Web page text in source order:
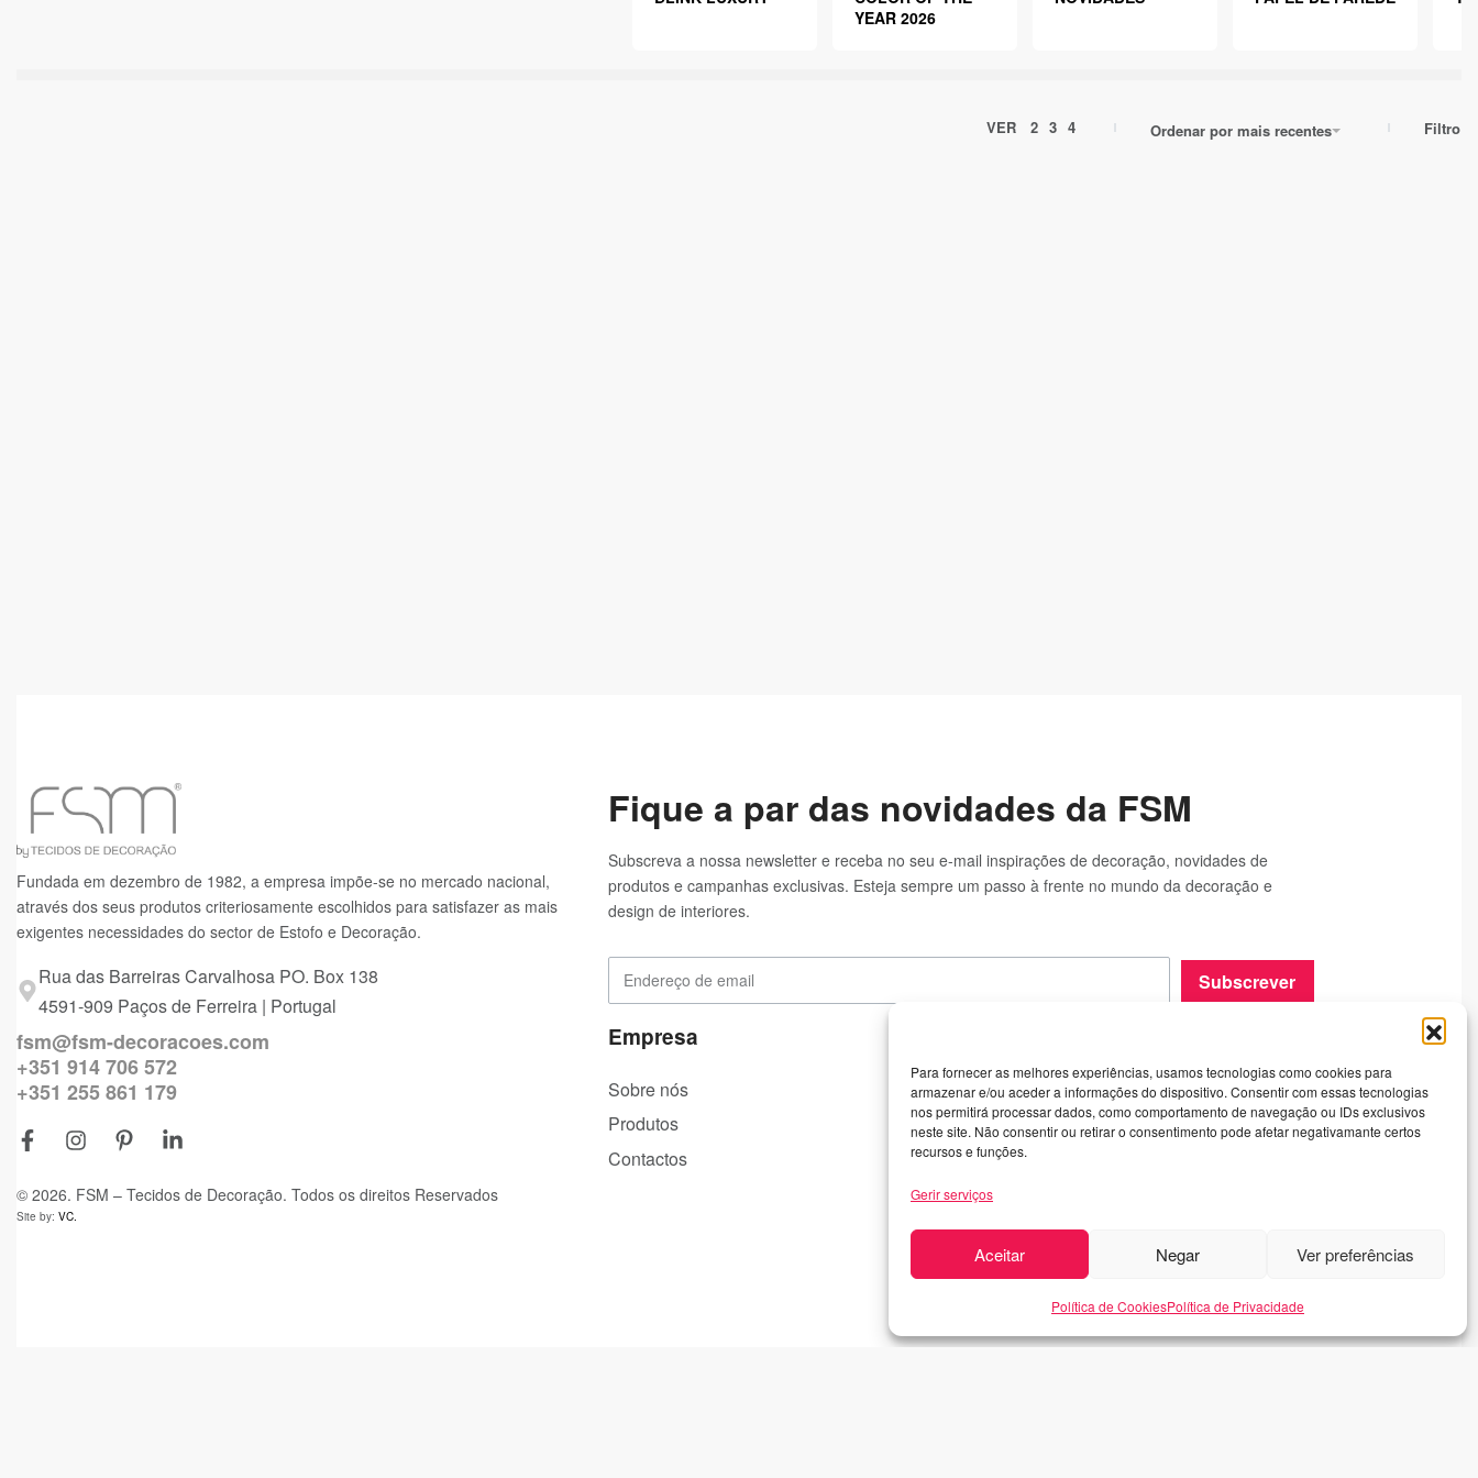
Para fornecer as melhores experiências, usamos tecnologias como cookies para
armazenar e/ou aceder a informações do dispositivo. Consentir com essas tecnologias
nos permitirá processar dados, como comportamento de navegação ou IDs exclusivos
neste site. Não consentir ou retirar o consentimento pode afetar negativamante certos
recursos e funções.
Gerir serviços
Aceitar Negar Ver preferências
Política de CookiesPolítica de Privacidade
YEAR 2026
VER 2 3 4 Ordenar por mais recentes Filtro
Fundada em dezembro de 1982, a empresa impõe-se no mercado nacional,
através dos seus produtos criteriosamente escolhidos para satisfazer as mais
exigentes necessidades do sector de Estofo e Decoração.
Rua das Barreiras Carvalhosa PO. Box 138
4591-909 Paços de Ferreira | Portugal
fsm@fsm-decoracoes.com
+351 914 706 572
+351 255 861 179
© 2026. FSM – Tecidos de Decoração. Todos os direitos Reservados
Site by: VC.
Fique a par das novidades da FSM
Subscreva a nossa newsletter e receba no seu e-mail inspirações de decoração, novidades de
produtos e campanhas exclusivas. Esteja sempre um passo à frente no mundo da decoração e
design de interiores.
Subscrever
Empresa
Sobre nós
Produtos
Contactos
Política de Privacidade
Termos de utilização
Política de Cookies